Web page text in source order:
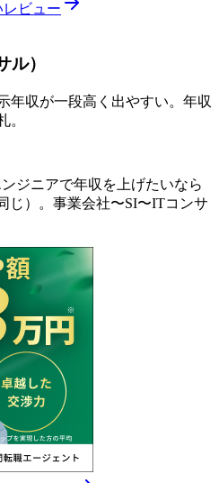
ビュー
ル）
年収が一段高く出やすい。年収
。
ジニアで年収を上げたいなら
じ）。事業会社〜SI〜ITコンサ